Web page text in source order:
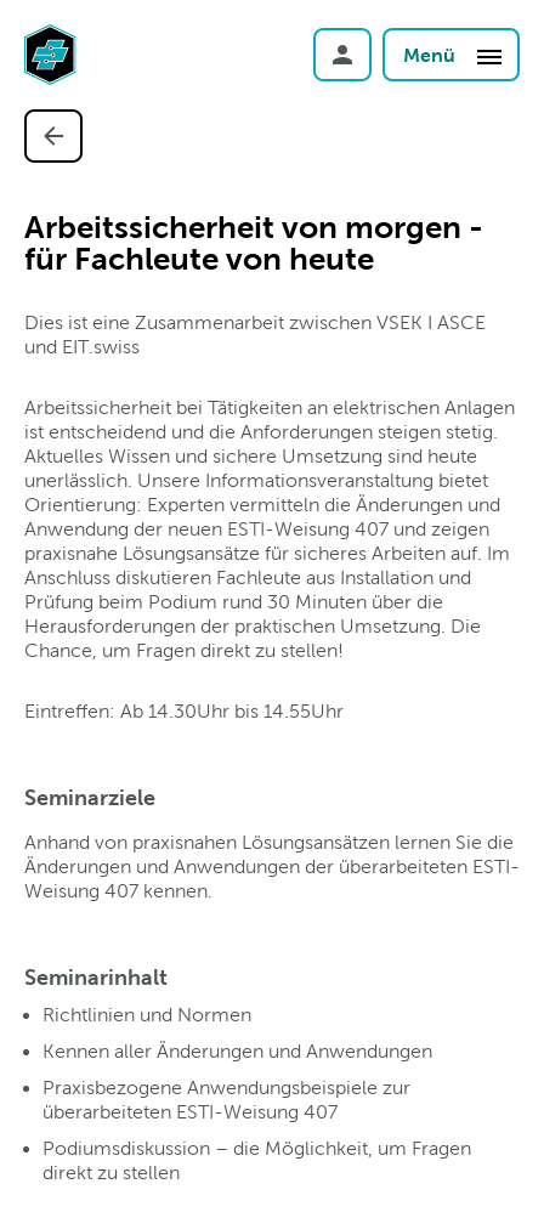
Menü
Arbeitssicherheit von morgen -
für Fachleute von heute
Dies ist eine Zusammenarbeit zwischen VSEK I ASCE
und EIT.swiss
Arbeitssicherheit bei Tätigkeiten an elektrischen Anlagen
ist entscheidend und die Anforderungen steigen stetig.
Aktuelles Wissen und sichere Umsetzung sind heute
unerlässlich. Unsere Informationsveranstaltung bietet
Orientierung: Experten vermitteln die Änderungen und
Anwendung der neuen ESTI-Weisung 407 und zeigen
praxisnahe Lösungsansätze für sicheres Arbeiten auf. Im
Anschluss diskutieren Fachleute aus Installation und
Prüfung beim Podium rund 30 Minuten über die
Herausforderungen der praktischen Umsetzung. Die
Chance, um Fragen direkt zu stellen!
Eintreffen: Ab 14.30Uhr bis 14.55Uhr
Seminarziele
Anhand von praxisnahen Lösungsansätzen lernen Sie die
Änderungen und Anwendungen der überarbeiteten ESTI-
Weisung 407 kennen.
Seminarinhalt
Richtlinien und Normen
Kennen aller Änderungen und Anwendungen
Praxisbezogene Anwendungsbeispiele zur
überarbeiteten ESTI-Weisung 407
Podiumsdiskussion – die Möglichkeit, um Fragen
direkt zu stellen